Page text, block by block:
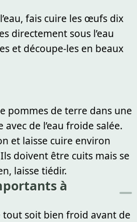
fais cuire les œufs dix
directement sous l’eau
et découpe-les en beaux
pommes de terre dans une
de l’eau froide salée.
et laisse cuire environ
doivent être cuits mais se
laisse tiédir.
à
tout soit bien froid avant de